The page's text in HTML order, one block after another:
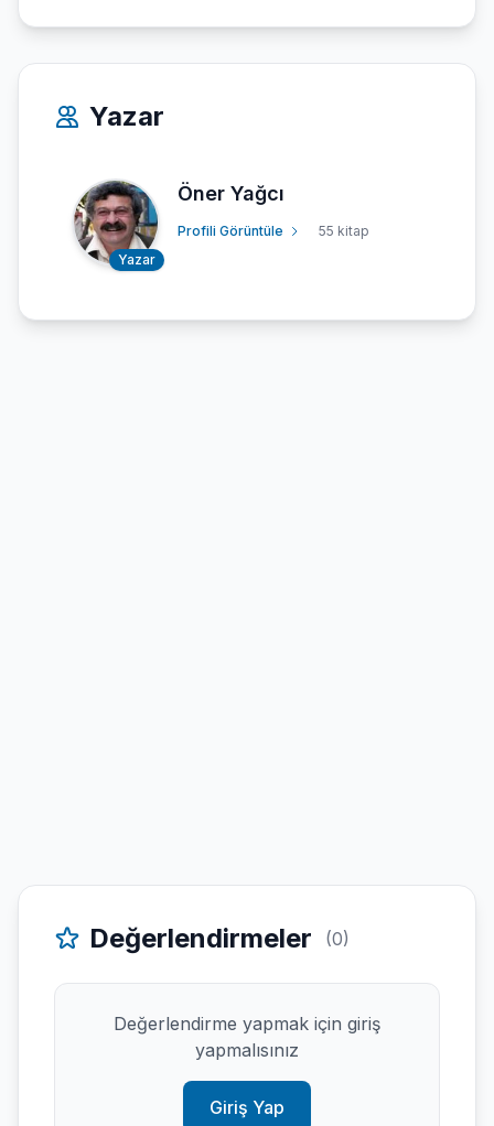
Yazar
Yazar
Öner Yağcı
Profili Görüntüle 55 kitap
Değerlendirmeler (0)
Değerlendirme yapmak için giriş
yapmalısınız
Giriş Yap